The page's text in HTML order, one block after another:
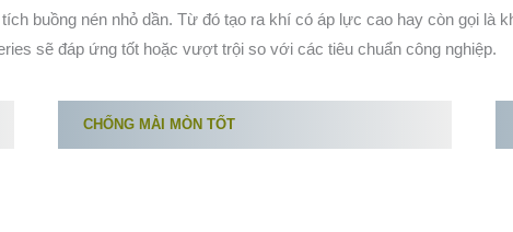
buồng nén nhỏ dần. Từ đó tạo ra khí có áp lực cao hay còn gọi là
sẽ đáp ứng tốt hoặc vượt trội so với các tiêu chuẩn công nghiệp.
CHỐNG MÀI MÒN TỐT